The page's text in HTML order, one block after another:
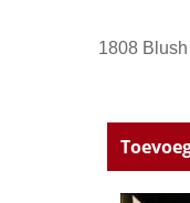
1808